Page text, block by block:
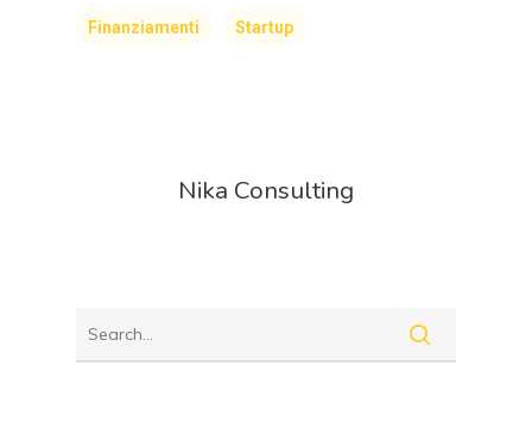
Finanziamenti Startup
Nika Consulting